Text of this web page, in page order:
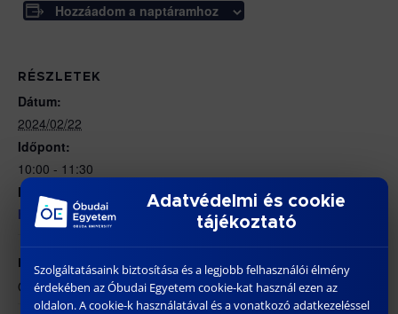
Hozzáadom a naptáramhoz
RÉSZLETEK
Dátum:
2024/02/22
Időpont:
10:00 - 11:30
Honlap:
https://bdi.uni-obuda.hu/doktori-cselekmenyek/
HELYSZÍN
ÓE BGK – 1081 Budapest, Népszínház utca 8.
Adatvédelmi és cookie
tájékoztató
Szolgáltatásaink biztosítása és a legjobb felhasználói élmény
érdekében az Óbudai Egyetem cookie-kat használ ezen az
oldalon. A cookie-k használatával és a vonatkozó adatkezeléssel